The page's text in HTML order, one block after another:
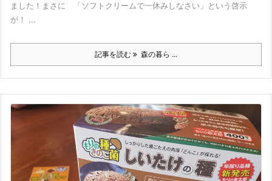
ました！まさに 「ソフトクリームで一休みしなさい」という啓示
が！ ...
記事を読む 森の暮ら ...